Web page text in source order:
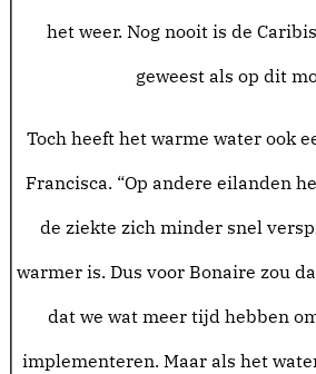
het weer. Nog nooit is de
geweest als op dit
Toch heeft het warme water ook
Francisca. “Op andere eilanden
de ziekte zich minder snel
warmer is. Dus voor Bonaire zou
dat we wat meer tijd hebben
implementeren. Maar als het